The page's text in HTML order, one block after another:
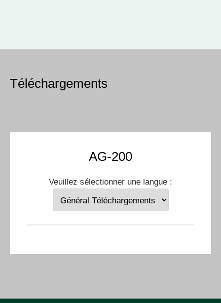
Téléchargements
AG-200
Veuillez sélectionner une langue :